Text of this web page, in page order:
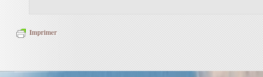
Imprimer